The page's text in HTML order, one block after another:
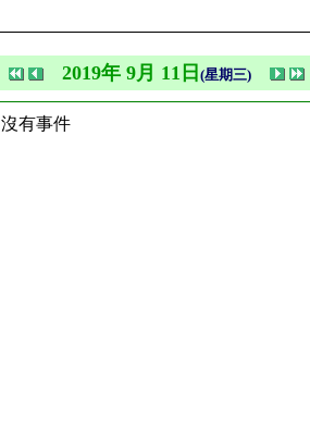
2019年 9月 11日 (星期三)
沒有事件